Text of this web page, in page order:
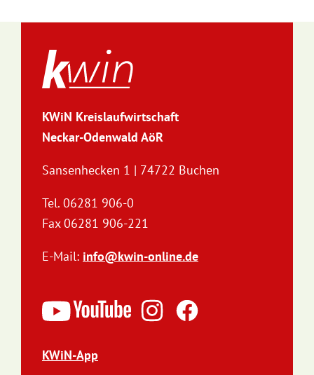
KWiN Kreislaufwirtschaft
Neckar-Odenwald AöR
Sansenhecken 1 | 74722 Buchen
Tel. 06281 906-0
Fax 06281 906-221
E-Mail: info@kwin-online.de
KWiN-App